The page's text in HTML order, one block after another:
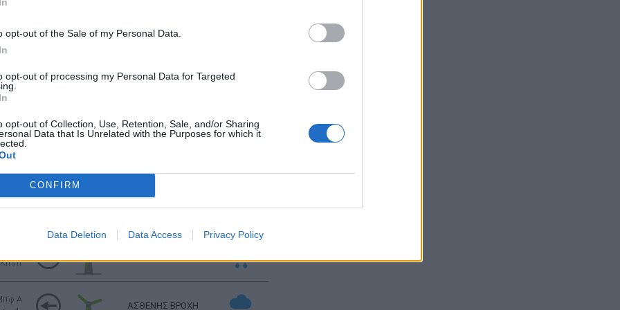
opt-out of the Sale of my Personal Data.
opt-out of processing my Personal Data for Targeted
opt-out of Collection, Use, Retention, Sale, and/or Sharing
Data that Is Unrelated with the Purposes for which it
CONFIRM
Data Deletion Data Access Privacy Policy
B
B
BA
BA
BA
ΑΡΚΕΤΑ ΣΥΝΝΕΦΑ
h
Α
ΑΣΘΕΝΗΣ ΒΡΟΧΗ